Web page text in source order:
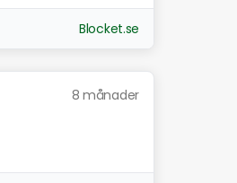
Blocket.se
8 månader